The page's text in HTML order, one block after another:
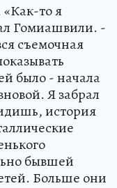
то я
Гомиашвили. -
съемочная
было - начала
Я забрал
история
бывшей
Больше они